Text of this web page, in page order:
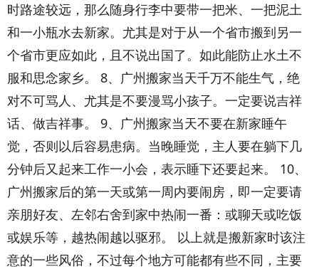
时路途较远，那么随身行李中要带一把米、一把泥土
和一小瓶水去新家。尤其是对于从一个省市搬到另一
个省市更应如此，且不说出国了。如此能防止水土不
服和思念家乡。 8、广州搬家当天千万不能生气，绝
对不可骂人、尤其是不要漫骂小孩子。一定要说吉祥
话、做吉祥事。 9、广州搬家当天不要在新家睡午
觉，否则以后容易患病。当晚睡觉，主人要在躺下几
分钟后又起来工作一小会，表示睡下还要起来。 10、
广州搬家后的第一天或第一周内要闹房，即一定要请
亲朋好友、左邻右舍到家中热闹一番：或聊天或吃饭
或娱乐等，越热闹越以驱邪。 以上就是搬新家时该注
意的一些风俗，不过每个地方可能都有些不同，主要